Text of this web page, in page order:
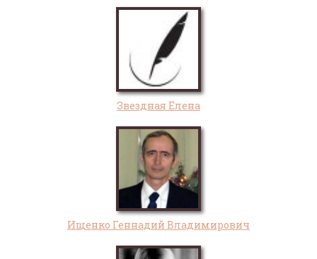
Звездная Елена
Ищенко Геннадий Владимирович